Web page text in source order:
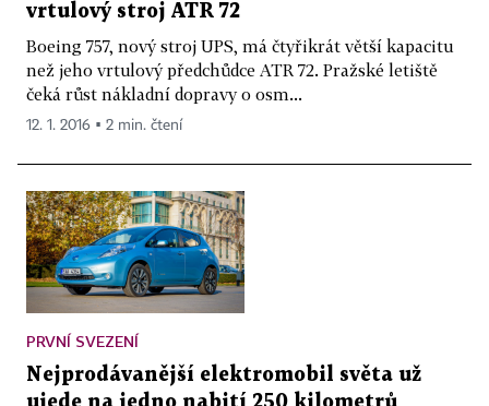
vrtulový stroj ATR 72
Boeing 757, nový stroj UPS, má čtyřikrát větší kapacitu
než jeho vrtulový předchůdce ATR 72. Pražské letiště
čeká růst nákladní dopravy o osm...
12. 1. 2016 ▪ 2 min. čtení
PRVNÍ SVEZENÍ
Nejprodávanější elektromobil světa už